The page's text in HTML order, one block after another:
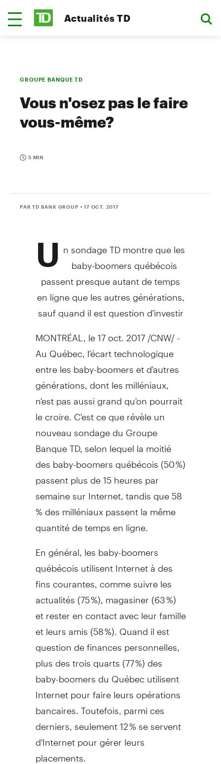
Actualités TD
GROUPE BANQUE TD
Vous n'osez pas le faire
vous-même?
5 MIN
PAR TD BANK GROUP • 17 OCT. 2017
U n sondage TD montre que les
baby-boomers québécois
passent presque autant de temps
en ligne que les autres générations,
sauf quand il est question d'investir
MONTRÉAL, le 17 oct. 2017 /CNW/ -
Au Québec, l'écart technologique
entre les baby-boomers et d'autres
générations, dont les milléniaux,
n'est pas aussi grand qu'on pourrait
le croire. C'est ce que révèle un
nouveau sondage du Groupe
Banque TD, selon lequel la moitié
des baby-boomers québécois (50 %)
passent plus de 15 heures par
semaine sur Internet, tandis que 58
% des milléniaux passent la même
quantité de temps en ligne.
En général, les baby-boomers
québécois utilisent Internet à des
fins courantes, comme suivre les
actualités (75 %), magasiner (63 %)
et rester en contact avec leur famille
et leurs amis (58 %). Quand il est
question de finances personnelles,
plus des trois quarts (77 %) des
baby-boomers du Québec utilisent
Internet pour faire leurs opérations
bancaires. Toutefois, parmi ces
derniers, seulement 12 % se servent
d'Internet pour gérer leurs
placements.